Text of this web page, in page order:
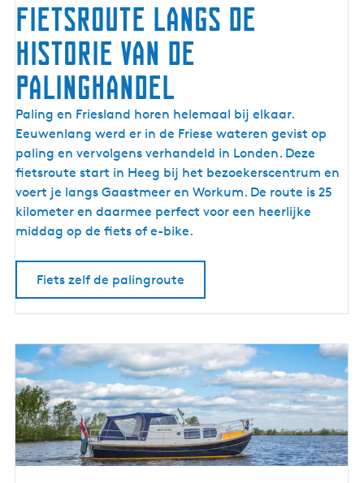
Fietsroute langs de
historie van de
palinghandel
F
i
e
t
s
r
o
n
g
s
d
e
h
i
Paling en Friesland horen helemaal bij elkaar.
Eeuwenlang werd er in de Friese wateren gevist op
paling en vervolgens verhandeld in Londen. Deze
fietsroute start in Heeg bij het bezoekerscentrum en
voert je langs Gaastmeer en Workum. De route is 25
kilometer en daarmee perfect voor een heerlijke
middag op de fiets of e-bike.
Fiets zelf de palingroute